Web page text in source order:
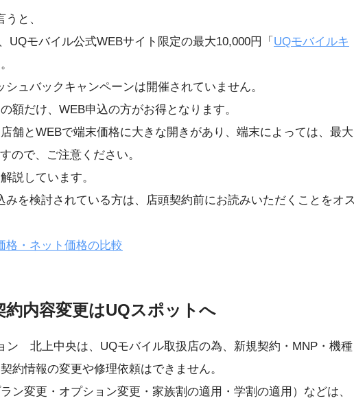
と、
UQモバイル公式WEBサイト限定の最大10,000円「 UQモバイルキ
ュバックキャンペーンは開催されていません。
額だけ、WEB申込の方がお得となります。
舗とWEBで端末価格に大きな開きがあり、端末によっては、最大
ので、ご注意ください。
説しています。
みを検討されている方は、店頭契約前にお読みいただくことをオス
格・ネット価格の比較
約内容変更はUQスポットへ
ン 北上中央は、UQモバイル取扱店の為、新規契約・MNP・機種
約情報の変更や修理依頼はできません。
ン変更・オプション変更・家族割の適用・学割の適用）などは、